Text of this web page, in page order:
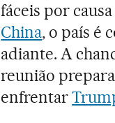
fáceis por
China, o país é
adiante. A
reunião
enfrentar